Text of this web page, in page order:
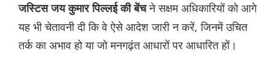
जस्टिस जय कुमार पिल्लई की बेंचने सक्षम अधिकारियों को आगे
यह भी चेतावनी दी कि वे ऐसे आदेश जारी न करें, जिनमें उचित
तर्क का अभाव हो या जो मनगढ़ंत आधारों पर आधारित हों।